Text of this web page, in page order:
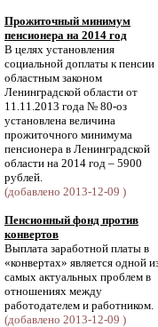
Прожиточный минимум
пенсионера на 2014 год
В целях установления
социальной доплаты к пенсии
областным законом
Ленинградской области от
11.11.2013 года № 80-оз
установлена величина
прожиточного минимума
пенсионера в Ленинградской
области на 2014 год – 5900
рублей.
(добавлено 2013-12-09 )
Пенсионный фонд против
конвертов
Выплата заработной платы в
«конвертах» является одной
самых актуальных проблем в
отношениях между
работодателем и работником.
(добавлено 2013-12-09 )